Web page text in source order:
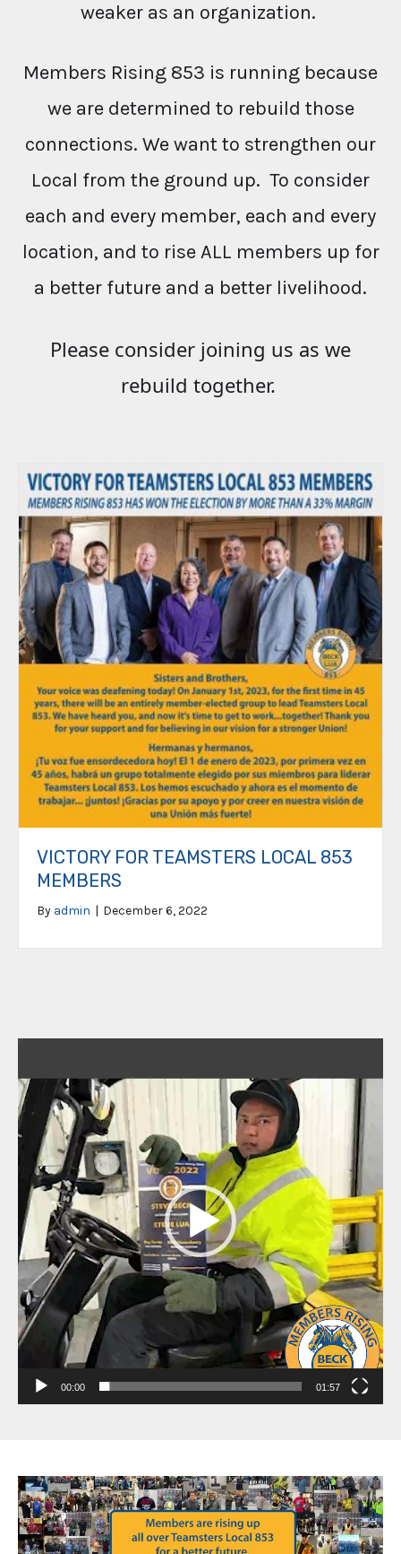
weaker as an organization.
Members Rising 853 is running because
we are determined to rebuild those
connections. We want to strengthen our
Local from the ground up. To consider
each and every member, each and every
location, and to rise ALL members up for
a better future and a better livelihood.
Please consider joining us as we
rebuild together.
VICTORY FOR TEAMSTERS LOCAL 853
MEMBERS
By admin | December 6, 2022
Player
00:00 01:57